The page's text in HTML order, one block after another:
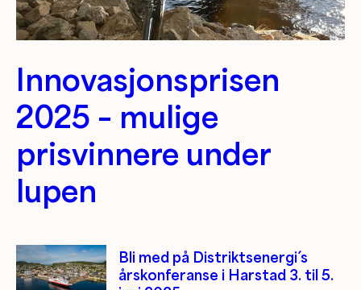
Innovasjonsprisen
2025 – mulige
prisvinnere under
lupen
Bli med på Distriktsenergi´ s
årskonferanse i Harstad 3. til 5.